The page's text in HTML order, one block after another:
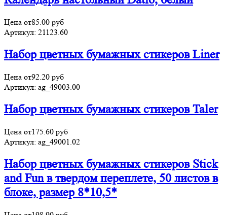
Цена от85.00 руб
Артикул: 21123.60
Набор цветных бумажных стикеров Liner
Цена от92.20 руб
Артикул: ag_49003.00
Набор цветных бумажных стикеров Taler
Цена от175.60 руб
Артикул: ag_49001.02
Набор цветных бумажных стикеров Stick
and Fun в твердом переплете, 50 листов в
блоке, размер 8*10,5*